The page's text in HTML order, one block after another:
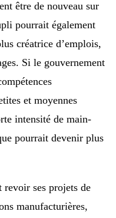
être de nouveau sur
pourrait également
créatrice d’emplois,
Si le gouvernement
et moyennes
intensité de main-
pourrait devenir plus
revoir ses projets de
manufacturières,